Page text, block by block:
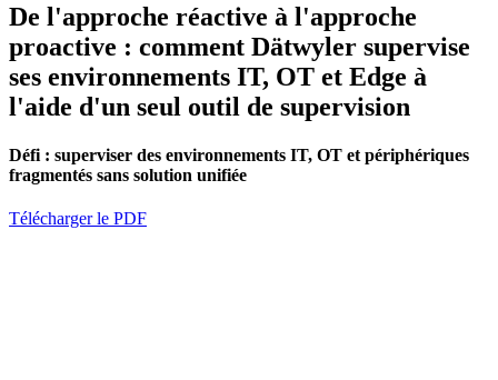
De l'approche réactive à l'approche
proactive : comment Dätwyler supervise
ses environnements IT, OT et Edge à
l'aide d'un seul outil de supervision
Défi : superviser des environnements IT, OT et périphériques
fragmentés sans solution unifiée
Télécharger le PDF